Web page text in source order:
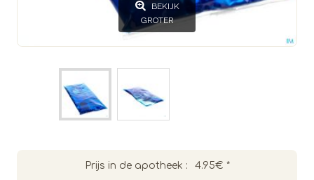
BEKIJK
GROTER
Prijs in de apotheek : 4.95€ *